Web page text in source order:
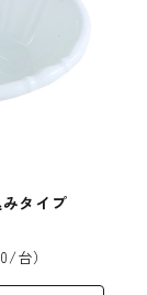
タイプ
台）